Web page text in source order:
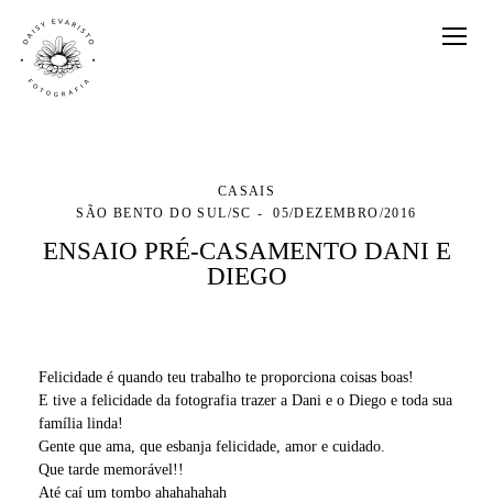
CASAIS
SÃO BENTO DO SUL/SC
05/DEZEMBRO/2016
ENSAIO PRÉ-CASAMENTO DANI E
DIEGO
Felicidade é quando teu trabalho te proporciona coisas boas!
E tive a felicidade da fotografia trazer a Dani e o Diego e toda sua
família linda!
Gente que ama, que esbanja felicidade, amor e cuidado.
Que tarde memorável!!
Até caí um tombo ahahahahah